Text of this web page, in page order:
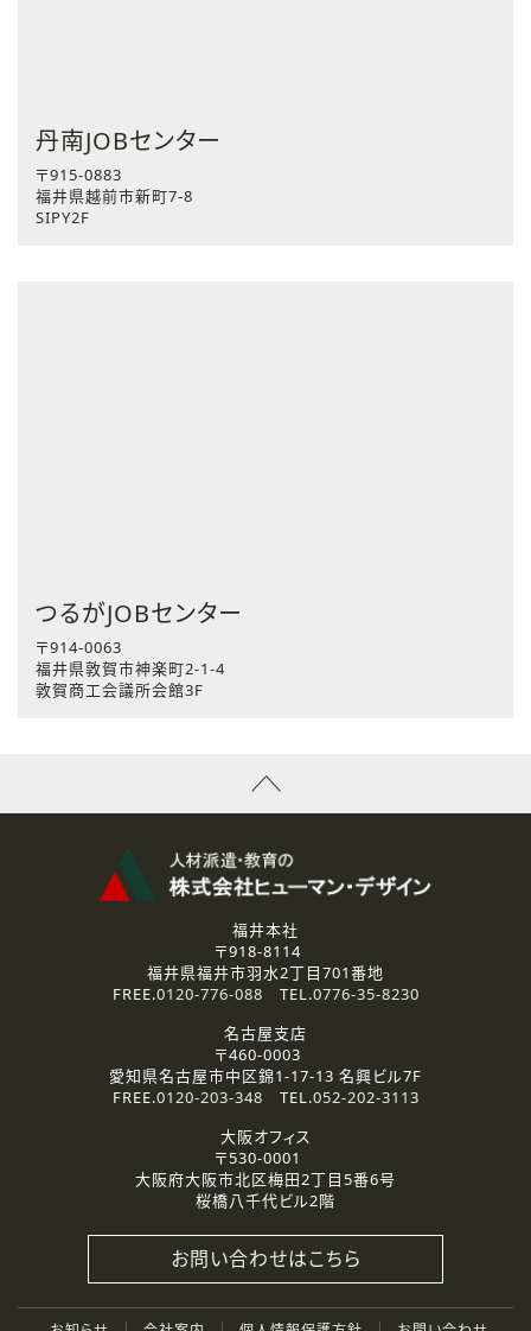
丹南JOBセンター
〒915-0883
福井県越前市新町7-8
SIPY2F
つるがJOBセンター
〒914-0063
福井県敦賀市神楽町2-1-4
敦賀商工会議所会館3F
福井本社
〒918-8114
福井県福井市羽水2丁目701番地
FREE.0120-776-088 TEL.0776-35-8230
名古屋支店
〒460-0003
愛知県名古屋市中区錦1-17-13 名興ビル7F
FREE.0120-203-348 TEL.052-202-3113
大阪オフィス
〒530-0001
大阪府大阪市北区梅田2丁目5番6号
桜橋八千代ビル2階
お問い合わせはこちら